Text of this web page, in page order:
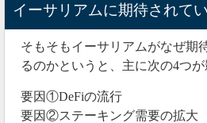
イーサリアムに期待されて
そもそもイーサリアムがなぜ期
るのかというと、主に次の4つが
要因①DeFiの流行
要因②ステーキング需要の拡大